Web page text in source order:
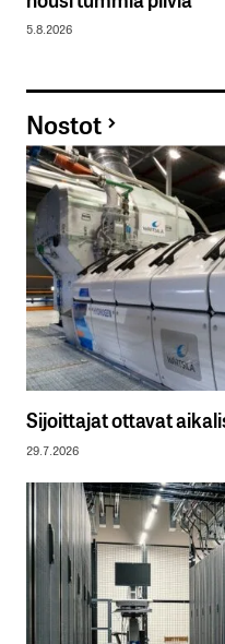
5.8.2026
Nostot
Sijoittajat ottavat
29.7.2026